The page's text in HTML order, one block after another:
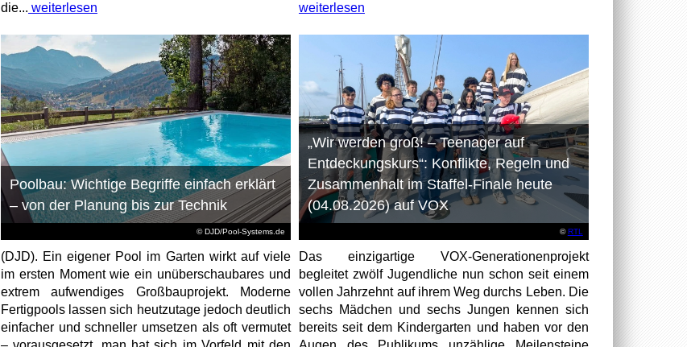
die... weiterlesen
weiterlesen
© DJD/Pool-Systems.de
Poolbau: Wichtige Begriffe einfach erklärt
– von der Planung bis zur Technik
(DJD). Ein eigener Pool im Garten wirkt auf viele
im ersten Moment wie ein unüberschaubares und
extrem aufwendiges Großbauprojekt. Moderne
Fertigpools lassen sich heutzutage jedoch deutlich
einfacher und schneller umsetzen als oft vermutet
©RTL
„Wir werden groß! – Teenager auf
Entdeckungskurs“: Konflikte, Regeln und
Zusammenhalt im Staffel-Finale heute
(04.08.2026) auf VOX
Das einzigartige VOX-Generationenprojekt
begleitet zwölf Jugendliche nun schon seit einem
vollen Jahrzehnt auf ihrem Weg durchs Leben. Die
sechs Mädchen und sechs Jungen kennen sich
bereits seit dem Kindergarten und haben vor den